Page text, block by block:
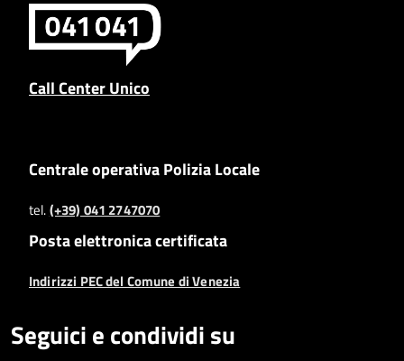
Call Center Unico
Centrale operativa Polizia Locale
tel.(+39) 041 2747070
Posta elettronica certificata
Indirizzi PEC del Comune di Venezia
Seguici e condividi su